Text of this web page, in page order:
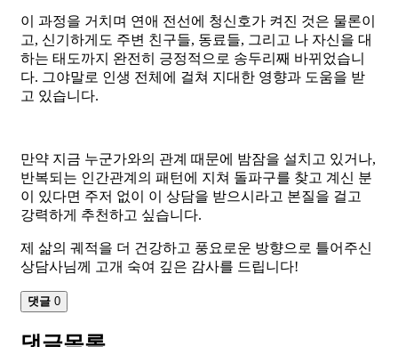
​이 과정을 거치며 연애 전선에 청신호가 켜진 것은 물론이
고, 신기하게도 주변 친구들, 동료들, 그리고 나 자신을 대
하는 태도까지 완전히 긍정적으로 송두리째 바뀌었습니
다. 그야말로 인생 전체에 걸쳐 지대한 영향과 도움을 받
고 있습니다.
​만약 지금 누군가와의 관계 때문에 밤잠을 설치고 있거나,
반복되는 인간관계의 패턴에 지쳐 돌파구를 찾고 계신 분
이 있다면 주저 없이 이 상담을 받으시라고 본질을 걸고
강력하게 추천하고 싶습니다.
​제 삶의 궤적을 더 건강하고 풍요로운 방향으로 틀어주신
상담사님께 고개 숙여 깊은 감사를 드립니다!
댓글 0